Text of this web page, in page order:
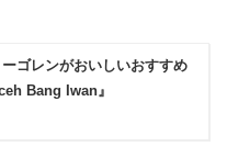
ゴレンがおいしいおすすめ
Bang Iwan』